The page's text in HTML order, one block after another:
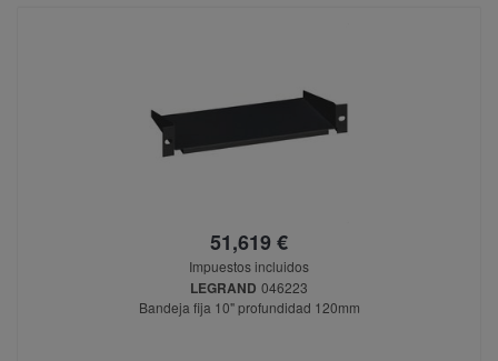
51,619 €
Impuestos incluidos
LEGRAND 046223
Bandeja fija 10" profundidad 120mm